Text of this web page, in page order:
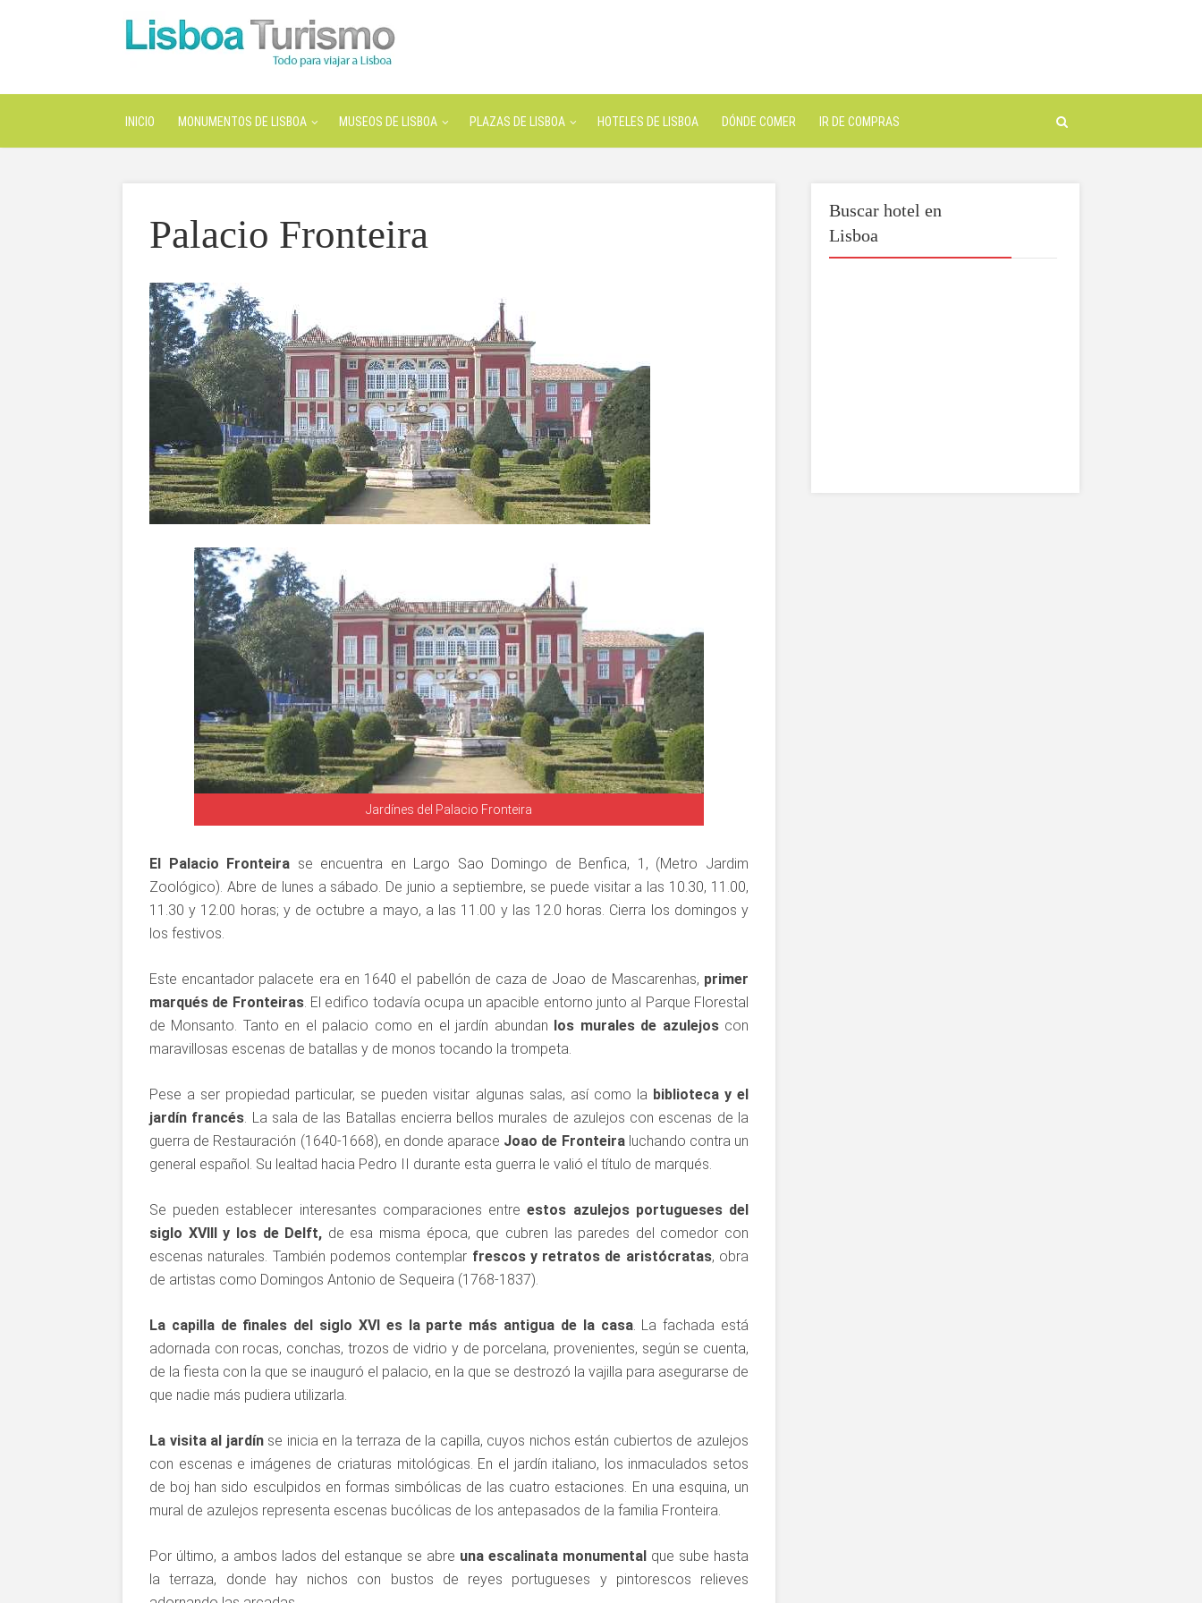
INICIO MONUMENTOS DE LISBOA MUSEOS DE LISBOA PLAZAS DE LISBOA HOTELES DE LISBOA DÓNDE COMER IR DE COMPRAS
Palacio Fronteira
Jardínes del Palacio Fronteira
El Palacio Fronteira se encuentra en Largo Sao Domingo de Benfica, 1, (Metro Jardim
Zoológico). Abre de lunes a sábado. De junio a septiembre, se puede visitar a las 10.30, 11.00,
11.30 y 12.00 horas; y de octubre a mayo, a las 11.00 y las 12.0 horas. Cierra los domingos y
los festivos.
Este encantador palacete era en 1640 el pabellón de caza de Joao de Mascarenhas, primer
marqués de Fronteiras. El edifico todavía ocupa un apacible entorno junto al Parque Florestal
de Monsanto. Tanto en el palacio como en el jardín abundan los murales de azulejoscon
maravillosas escenas de batallas y de monos tocando la trompeta.
Pese a ser propiedad particular, se pueden visitar algunas salas, así como la biblioteca y el
jardín francés. La sala de las Batallas encierra bellos murales de azulejos con escenas de la
guerra de Restauración (1640-1668), en donde aparace Joao de Fronteiraluchando contra un
general español. Su lealtad hacia Pedro II durante esta guerra le valió el título de marqués.
Se pueden establecer interesantes comparaciones entreestos azulejos portugueses del
siglo XVIII y los de Delft, de esa misma época, que cubren las paredes del comedor con
escenas naturales. También podemos contemplar frescos y retratos de aristócratas, obra
de artistas como Domingos Antonio de Sequeira (1768-1837).
La capilla de finales del siglo XVI es la parte más antigua de la casa. La fachada está
adornada con rocas, conchas, trozos de vidrio y de porcelana, provenientes, según se cuenta,
de la fiesta con la que se inauguró el palacio, en la que se destrozó la vajilla para asegurarse de
que nadie más pudiera utilizarla.
La visita al jardínse inicia en la terraza de la capilla, cuyos nichos están cubiertos de azulejos
con escenas e imágenes de criaturas mitológicas. En el jardín italiano, los inmaculados setos
de boj han sido esculpidos en formas simbólicas de las cuatro estaciones. En una esquina, un
mural de azulejos representa escenas bucólicas de los antepasados de la familia Fronteira.
Por último, a ambos lados del estanque se abre una escalinata monumental que sube hasta
la terraza, donde hay nichos con bustos de reyes portugueses y pintorescos relieves
Buscar hotel en
Lisboa